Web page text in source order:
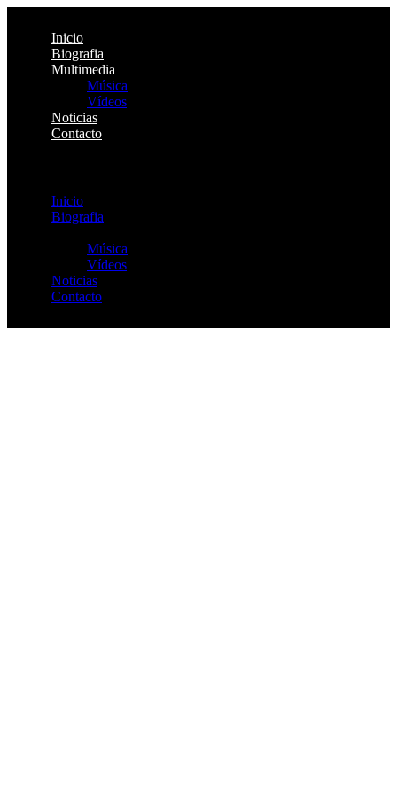
Inicio
Biografia
Multimedia
Música
Vídeos
Noticias
Contacto
Inicio
Biografia
Música
Vídeos
Noticias
Contacto